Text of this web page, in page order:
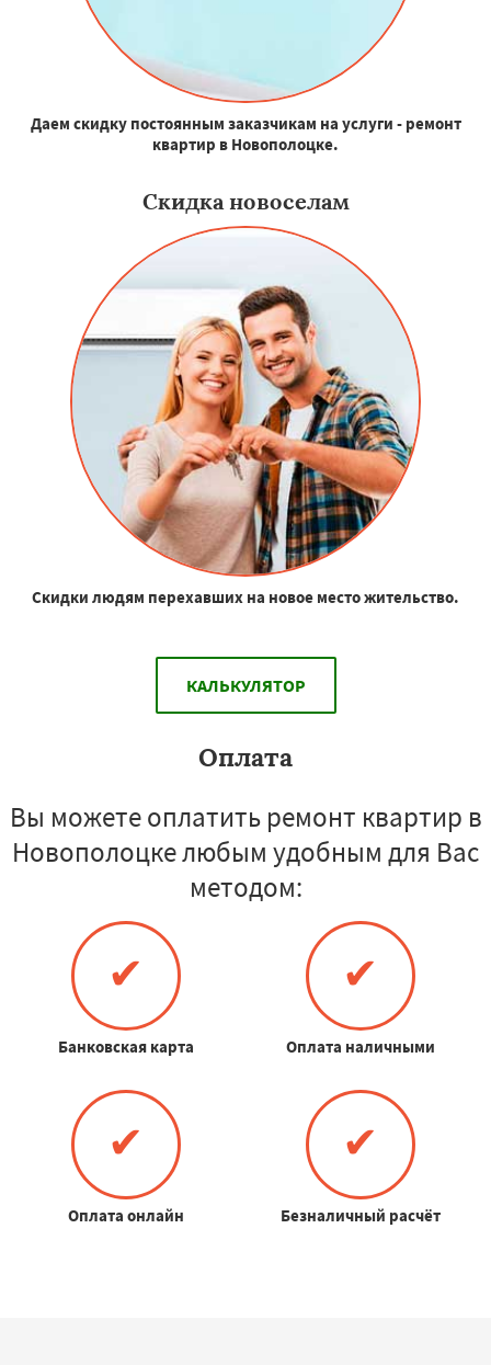
Даем скидку постоянным заказчикам на услуги - ремонт
квартир в Новополоцке.
Скидка новоселам
Скидки людям перехавших на новое место жительство.
КАЛЬКУЛЯТОР
Оплата
Вы можете оплатить ремонт квартир в
Новополоцке любым удобным для Вас
методом:
✔
Банковская карта
✔
Оплата наличными
✔
Оплата онлайн
✔
Безналичный расчёт